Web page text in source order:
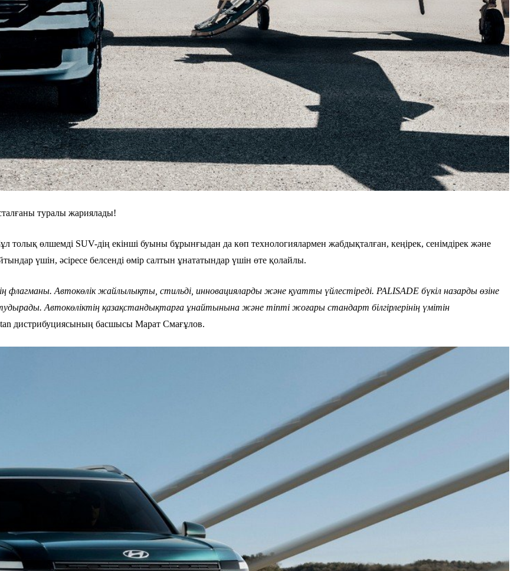
туралы жариялады!
өлшемді SUV-дің екінші буыны бұрынғыдан да көп технологиялармен жабдықталған, кеңірек, сенімдірек және
үшін, әсіресе белсенді өмір салтын ұнататындар үшін өте қолайлы.
флагманы. Автокөлік жайлылықты, стильді, инновацияларды және қуатты үйлестіреді. PALISADE бүкіл назарды өзіне
Автокөліктің қазақстандықтарға ұнайтынына және тіпті жоғары стандарт білгірлерінің үмітін
дистрибуциясының басшысы Марат Смағұлов.